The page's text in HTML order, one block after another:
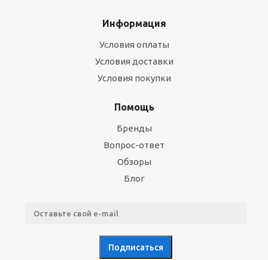
Информация
Условия оплаты
Условия доставки
Условия покупки
Помощь
Бренды
Вопрос-ответ
Обзоры
Блог